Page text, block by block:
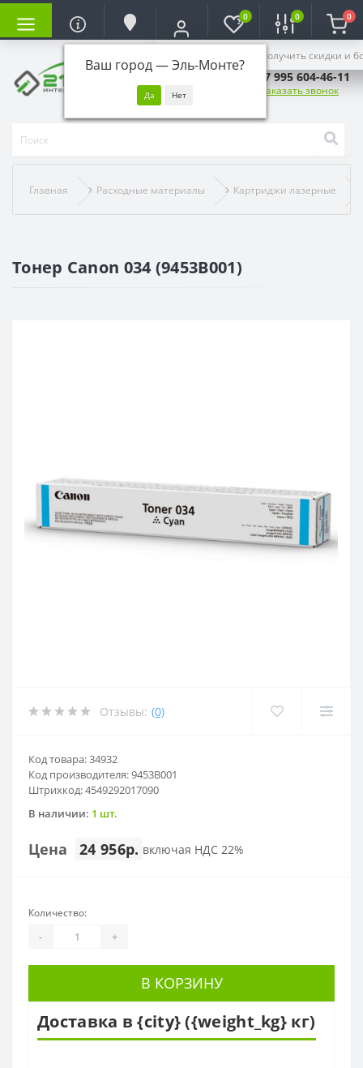
Ваш город —Эль-Монте?
Войдите, чтобы получить скидки и
0 0 0
+7 995 604-46-11
Заказать звонок
Главная Расходные материалы Картриджи лазерные
Тонер Canon 034 (9453B001)
Отзывы: (0)
Код товара: 34932
Код производителя: 9453B001
Штрихкод: 4549292017090
В наличии: 1 шт.
Цена 24 956р. включая НДС 22%
Количество:
- +
В КОРЗИНУ
Доставка в {city} ({weight_kg} кг)